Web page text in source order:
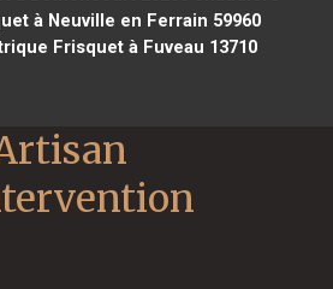
à Neuville en Ferrain 59960
Frisquet à Fuveau 13710